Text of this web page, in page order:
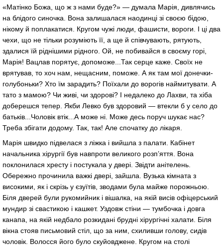
«Матінко Божа, що ж з нами буде?» — думала Марія, дивлячись
на блідого синочка. Вона залишалася наодинці зі своєю бідою,
нікому й поплакатися. Кругом чужі люди, фашисти, вороги. І ці два
чехи, що не тільки розуміють її, а ще й співчувають, рятують,
здалися їй ріднішими рідного. Ой, не побивайся в своєму горі,
Марія! Вацлав порятує, допоможе...Так серце каже. Своїх не
врятував, то хоч нам, нещасним, поможе. А як там мої донечки-
голубоньки? Хто їм зарадить? Поїхали до ворогів наймитувати. А
тато з мамою? Чи живі, чи здорові? І недалеко до Лахви, та хіба
доберешся тепер. Якби Левко був здоровий — втекли б у село до
батьків...Чоловік втік...А може ні. Може десь поруч шукає нас?
Треба збігати додому. Так, так! Але спочатку до лікаря.
Марія швидко підвелася з ліжка і вийшла з палати. Кабінет
начальника хірургії був навпроти великого розп’яття. Вона
поклонилася хресту і постукала у двері. Звідти анітелень.
Обережно прочинила важкі двері, зайшла. Вузька кімната з
високими, як і скрізь у єзуїтів, зводами була майже порожньою.
Біля дверей були рукомийник і вішалка, на якій висів офіцерський
мундир зі свастикою і кашкет. Уздовж стіни — тумбочка і довга
канапа, на якій недбало розкидані брудні хірургічні халати. Біля
вікна стояв письмовий стіл, що за ним, схиливши голову, сидів
чоловік. Волосся його було скуйовджене. Кругом на столі